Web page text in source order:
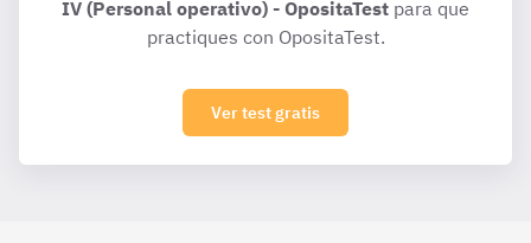
IV (Personal operativo) - OpositaTest para que
practiques con OpositaTest.
Ver test gratis